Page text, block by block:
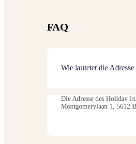
FAQ
Wie lautetet die
Die Adresse des Holiday
Montgomerylaan 1, 5612